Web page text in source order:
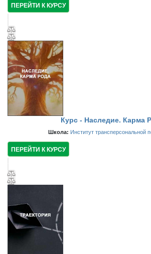
ПЕРЕЙТИ К КУРСУ
Курс - Наследие. Карма
Школа: Институт трансперсональной
ПЕРЕЙТИ К КУРСУ